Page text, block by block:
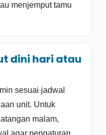
menjemput tamu
dini hari atau
sesuai jadwal
unit. Untuk
malam,
agar pengaturan